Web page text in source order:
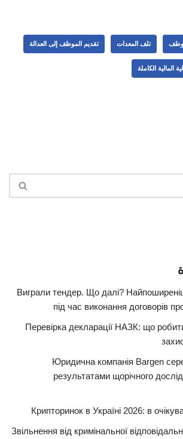
تلف المعدات تقديم الموظف إلى العدالة
المالية الكاملة
Виграли тендер. Що далі?
під час виконання договорів
Перевірка декларації НАЗК: що
Юридична компанія Bargen
результатами щорічного
Крипторинок в Україні 2026: в
Звільнення від кримінальної